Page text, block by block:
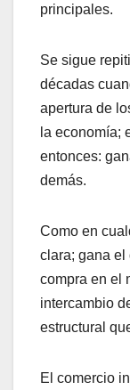
principales.
Se sigue
décadas
apertura de
la economía;
entonces:
demás.
Como en
clara; gana el
compra en el
intercambio
estructural
El comercio